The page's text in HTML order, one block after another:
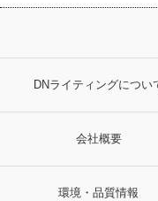
DNライティングについ
会社概要
環境・品質情報